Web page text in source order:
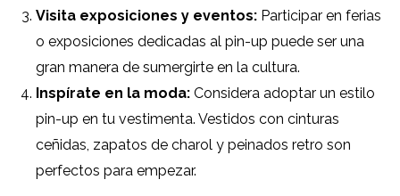
Visita exposiciones y eventos: Participar en ferias
o exposiciones dedicadas al pin-up puede ser una
gran manera de sumergirte en la cultura.
Inspírate en la moda: Considera adoptar un estilo
pin-up en tu vestimenta. Vestidos con cinturas
ceñidas, zapatos de charol y peinados retro son
perfectos para empezar.